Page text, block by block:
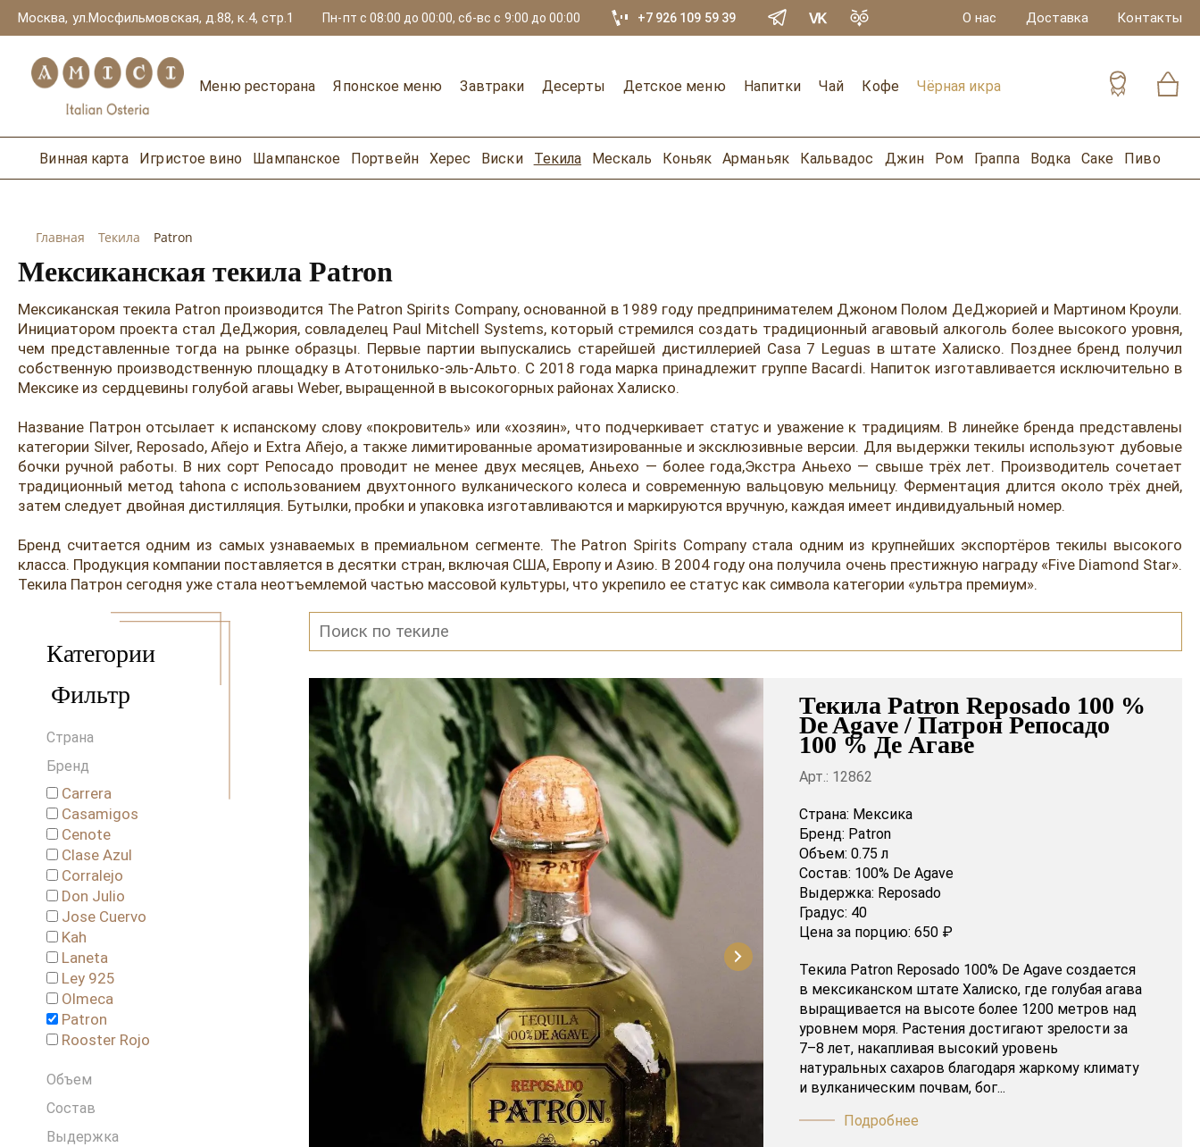
Москва, ул.Мосфильмовская, д.88, к.4, стр.1 Пн-пт с 08:00 до 00:00, сб-вс с 9:00 до 00:00 +7 926 109 59 39 О нас Доставка Контакты
Меню ресторана Японское меню Завтраки Десерты Детское меню Напитки Чай Кофе Чёрная икра
Винная карта Игристое вино Шампанское Портвейн Херес Виски Текила Мескаль Коньяк Арманьяк Кальвадос Джин Ром Граппа Водка Саке Пиво
Главная Текила Patron
Мексиканская текила Patron
Мексиканская текила Patron производится The Patron Spirits Company, основанной в 1989 году предпринимателем Джоном Полом ДеДжорией и Мартином Кроули.
Инициатором проекта стал ДеДжория, совладелец Paul Mitchell Systems, который стремился создать традиционный агавовый алкоголь более высокого уровня,
чем представленные тогда на рынке образцы. Первые партии выпускались старейшей дистиллерией Casa 7 Leguas в штате Халиско. Позднее бренд получил
собственную производственную площадку в Атотонилько-эль-Альто. С 2018 года марка принадлежит группе Bacardi. Напиток изготавливается исключительно в
Мексике из сердцевины голубой агавы Weber, выращенной в высокогорных районах Халиско.
Название Патрон отсылает к испанскому слову «покровитель» или «хозяин», что подчеркивает статус и уважение к традициям. В линейке бренда представлены
категории Silver, Reposado, Añejo и Extra Añejo, а также лимитированные ароматизированные и эксклюзивные версии. Для выдержки текилы используют дубовые
бочки ручной работы. В них сорт Репосадо проводит не менее двух месяцев, Аньехо — более года,Экстра Аньехо — свыше трёх лет. Производитель сочетает
традиционный метод tahona с использованием двухтонного вулканического колеса и современную вальцовую мельницу. Ферментация длится около трёх дней,
затем следует двойная дистилляция. Бутылки, пробки и упаковка изготавливаются и маркируются вручную, каждая имеет индивидуальный номер.
Бренд считается одним из самых узнаваемых в премиальном сегменте. The Patron Spirits Company стала одним из крупнейших экспортёров текилы высокого
класса. Продукция компании поставляется в десятки стран, включая США, Европу и Азию. В 2004 году она получила очень престижную награду «Five Diamond Star».
Текила Патрон сегодня уже стала неотъемлемой частью массовой культуры, что укрепило ее статус как символа категории «ультра премиум».
Категории
Фильтр
Страна
Бренд
Carrera
Casamigos
Cenote
Clase Azul
Corralejo
Don Julio
Jose Cuervo
Kah
Laneta
Ley 925
Olmeca
Patron
Rooster Rojo
Объем
Состав
Выдержка
Текила Patron Reposado 100 %
De Agave / Патрон Репосадо
100 % Де Агаве
Арт.: 12862
Страна: Мексика
Бренд: Patron
Объем: 0.75 л
Состав: 100% De Agave
Выдержка: Reposado
Градус: 40
Цена за порцию: 650 ₽
Текила Patron Reposado 100% De Agave создается
в мексиканском штате Халиско, где голубая агава
выращивается на высоте более 1200 метров над
уровнем моря. Растения достигают зрелости за
7–8 лет, накапливая высокий уровень
натуральных сахаров благодаря жаркому климату
и вулканическим почвам, бог...
Подробнее